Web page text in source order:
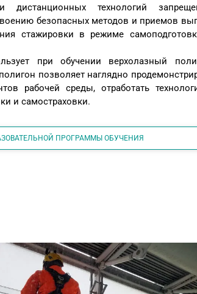
дистанционных технологий
безопасных методов и приемов
стажировки в режиме
при обучении верхолазный
позволяет наглядно
рабочей среды, отработать
и самостраховки.
ПРОГРАММЫ ОБУЧЕНИЯ